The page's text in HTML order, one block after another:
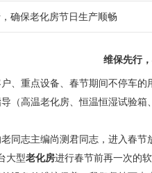
确保老化房节日生产顺畅
维保先行
、重点设备、春节期间不停车
（高温老化房、恒温恒湿试验
同志主编尚测君同志，进入春
大型老化房进行春节前再一次的